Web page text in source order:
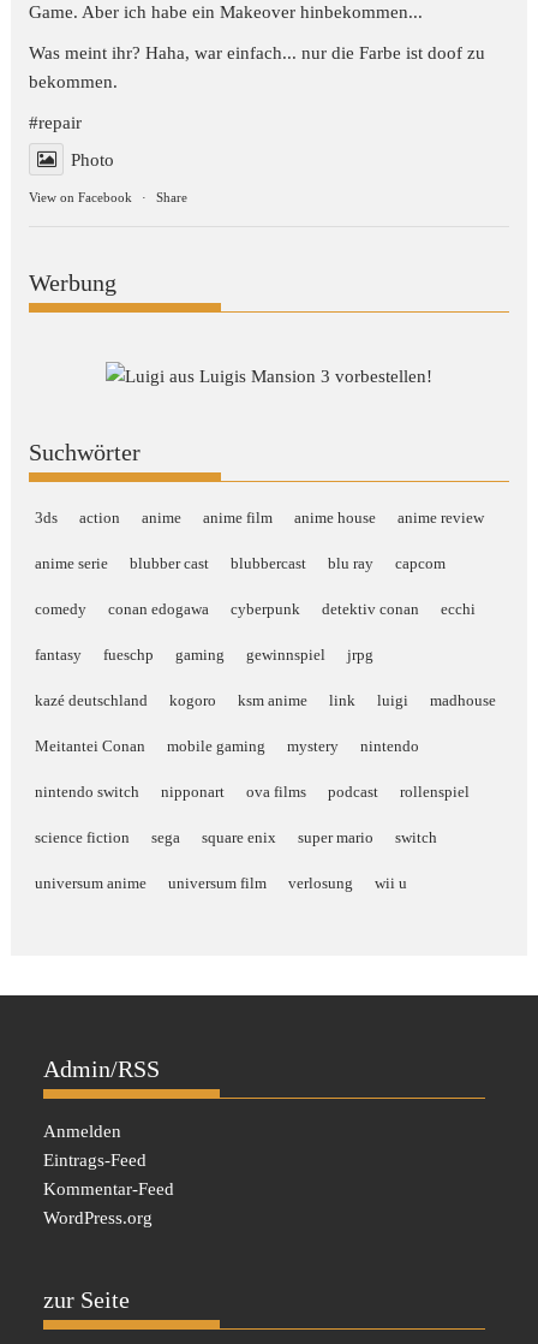
Game. Aber ich habe ein Makeover hinbekommen...
Was meint ihr? Haha, war einfach... nur die Farbe ist doof zu
bekommen.
#repair
Photo
View on Facebook · Share
Werbung
Suchwörter
3ds action anime anime film anime house anime review
anime serie blubber cast blubbercast blu ray capcom
comedy conan edogawa cyberpunk detektiv conan ecchi
fantasy fueschp gaming gewinnspiel jrpg
kazé deutschland kogoro ksm anime link luigi madhouse
Meitantei Conan mobile gaming mystery nintendo
nintendo switch nipponart ova films podcast rollenspiel
science fiction sega square enix super mario switch
universum anime universum film verlosung wii u
Admin/RSS
Anmelden
Eintrags-Feed
Kommentar-Feed
WordPress.org
zur Seite